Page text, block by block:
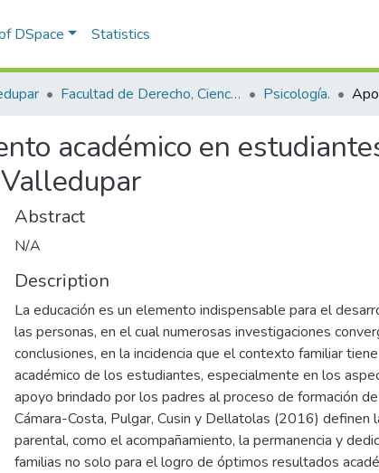
DSpace Statistics
Facultad de Derecho, Ciencias Políticas y Sociales. Psicología.
académico en
Abstract
N/A
Description
La educación es un elemento indispensable para el
las personas, en el cual numerosas investigaciones
conclusiones, en la incidencia que el contexto familiar
académico de los estudiantes, especialmente en los
apoyo brindado por los padres al proceso de formación
Cámara-Costa, Pulgar, Cusin y Dellatolas (2016) definen
parental, como el acompañamiento, la permanencia y
familias no solo para el logro de óptimos resultados